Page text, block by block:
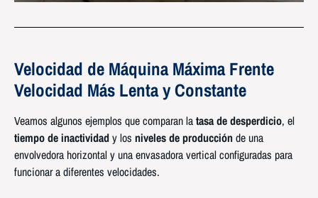
Velocidad de Máquina Máxima Frente
Velocidad Más Lenta y Constante
Veamos algunos ejemplos que comparan latasa de desperdicio, el
tiempo de inactividady los niveles de producciónde una
envolvedora horizontal y una envasadora vertical configuradas para
funcionar a diferentes velocidades.